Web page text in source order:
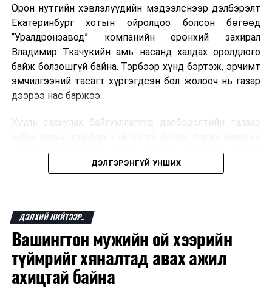
Мароккогийн хөдөлмөр эрхлэлтийн сайд мэдэгджээ.
Орон нутгийн хэвлэлүүдийн мэдээлснээр дэлбэрэлт
Екатеринбург хотын ойролцоо болсон бөгөөд
“Уралдронзавод” компанийн ерөнхий захирал
Владимир Ткачукийн амь насанд халдах оролдлого
байж болзошгүй байна. Тэрбээр хүнд бэртэж, эрчимт
эмчилгээний тасагт хүргэгдсэн бол жолооч нь газар
дээрээ нас баржээ.
Хууль сахиулах байгууллагууд дэлбэрэлтийн талаар
шалгах байгууллага олон нийтэд аюултай аргаар
хүний амь насанд халдахыг завдсан гэх үндэслэлээр
мэдээлжээ.
“Уралдронзавод” компани 2023 онд Екатеринбург
хотод байгуулагдсан бөгөөд нисгэгчгүй нисэх
төхөөрөмж үйлдвэрлэдэг аж. Тус компанийн 2025
оны орлого 6.2 тэрбум рубль, цэвэр ашиг нь 1.9
тэрбум рубльд хүрсэн гэж РБК мэдээлсэн байна.
ДЭЛГЭРЭНГҮЙ УНШИХ
ДЭЛХИЙ НИЙТЭЭР..
Вашингтон мужийн ой хээрийн
түймрийг хяналтад авах ажил
ахицтай байна